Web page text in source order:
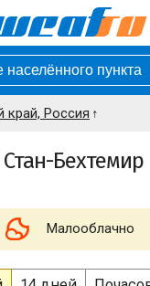
край, Россия
Бехтемир
Малооблачно